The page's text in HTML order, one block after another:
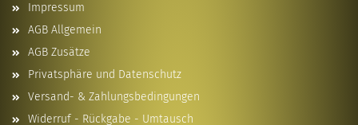
Impressum
AGB Allgemein
AGB Zusätze
Privatsphäre und Datenschutz
Versand- & Zahlungsbedingungen
Widerruf - Rückgabe - Umtausch